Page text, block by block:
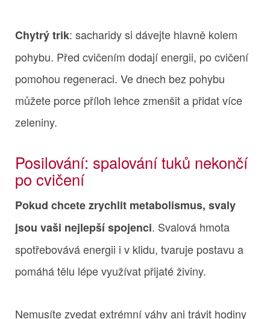
Chytrý trik: sacharidy si dávejte hlavně kolem
pohybu. Před cvičením dodají energii, po cvičení
pomohou regeneraci. Ve dnech bez pohybu
můžete porce příloh lehce zmenšit a přidat více
zeleniny.
Posilování: spalování tuků nekončí
po cvičení
Pokud chcete zrychlit metabolismus, svaly
jsou vaši nejlepší spojenci. Svalová hmota
spotřebovává energii i v klidu, tvaruje postavu a
pomáhá tělu lépe využívat přijaté živiny.
Nemusíte zvedat extrémní váhy ani trávit hodiny